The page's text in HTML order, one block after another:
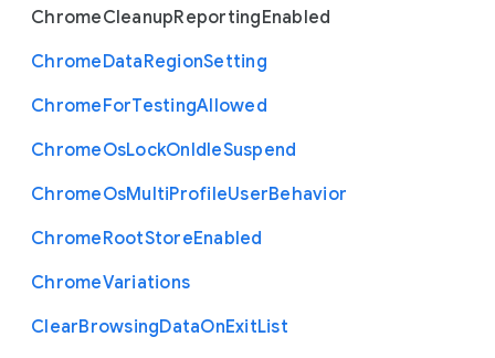
ChromeCleanupReportingEnabled
ChromeDataRegionSetting
ChromeForTestingAllowed
ChromeOsLockOnIdleSuspend
ChromeOsMultiProfileUserBehavior
ChromeRootStoreEnabled
ChromeVariations
ClearBrowsingDataOnExitList